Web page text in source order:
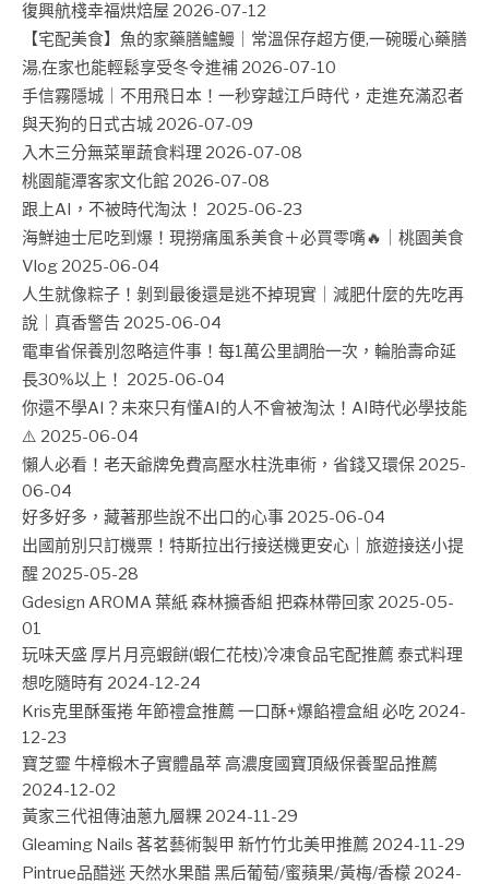
復興航棧幸福烘焙屋 2026-07-12
【宅配美食】魚的家藥膳鱸鰻｜常溫保存超方便,一碗暖心藥膳
湯,在家也能輕鬆享受冬令進補 2026-07-10
手信霧隱城｜不用飛日本！一秒穿越江戶時代，走進充滿忍者
與天狗的日式古城 2026-07-09
入木三分無菜單蔬食料理 2026-07-08
桃園龍潭客家文化館 2026-07-08
跟上AI，不被時代淘汰！ 2025-06-23
海鮮迪士尼吃到爆！現撈痛風系美食＋必買零嘴🔥｜桃園美食
Vlog 2025-06-04
人生就像粽子！剝到最後還是逃不掉現實｜減肥什麼的先吃再
說｜真香警告 2025-06-04
電車省保養別忽略這件事！每1萬公里調胎一次，輪胎壽命延
長30%以上！ 2025-06-04
你還不學AI？未來只有懂AI的人不會被淘汰！AI時代必學技能
⚠️ 2025-06-04
懶人必看！老天爺牌免費高壓水柱洗車術，省錢又環保 2025-
06-04
好多好多，藏著那些說不出口的心事 2025-06-04
出國前別只訂機票！特斯拉出行接送機更安心｜旅遊接送小提
醒 2025-05-28
Gdesign AROMA 葉紙 森林擴香組 把森林帶回家 2025-05-
01
玩味天盛 厚片月亮蝦餅(蝦仁花枝)冷凍食品宅配推薦 泰式料理
想吃隨時有 2024-12-24
Kris克里酥蛋捲 年節禮盒推薦 一口酥+爆餡禮盒組 必吃 2024-
12-23
寶芝靈 牛樟椴木子實體晶萃 高濃度國寶頂級保養聖品推薦
2024-12-02
黃家三代祖傳油蔥九層粿 2024-11-29
Gleaming Nails 茖茗藝術製甲 新竹竹北美甲推薦 2024-11-29
Pintrue品醋迷 天然水果醋 黑后葡萄/蜜蘋果/黃梅/香檬 2024-